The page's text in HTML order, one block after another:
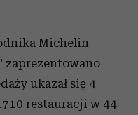
Michelin
zaprezentowano
ukazał się 4
restauracji w 44